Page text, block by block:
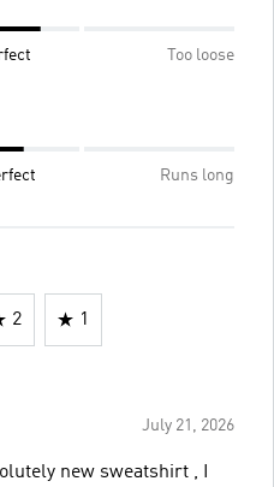
Too loose
Runs long
2 1
July 21, 2026
new sweatshirt , I